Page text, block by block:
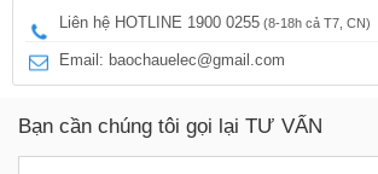
Liên hệ HOTLINE 1900 0255 (8-18h cả T7, CN)
Email: baochauelec@gmail.com
Bạn cần chúng tôi gọi lại TƯ VẤN